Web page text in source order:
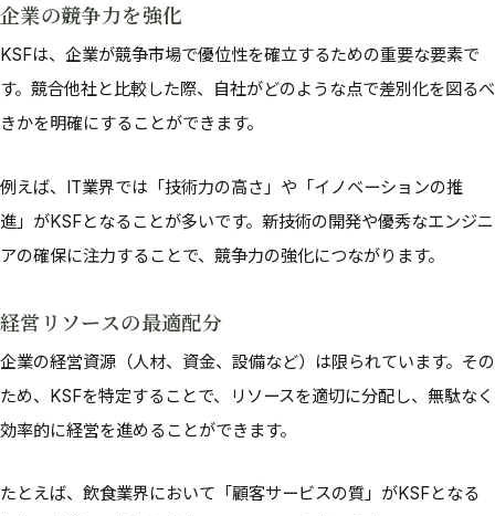
企業の競争力を強化
KSFは、企業が競争市場で優位性を確立するための重要な要素で
す。競合他社と比較した際、自社がどのような点で差別化を図るべ
きかを明確にすることができます。
例えば、IT業界では「技術力の高さ」や「イノベーションの推
進」がKSFとなることが多いです。新技術の開発や優秀なエンジニ
アの確保に注力することで、競争力の強化につながります。
経営リソースの最適配分
企業の経営資源（人材、資金、設備など）は限られています。その
ため、KSFを特定することで、リソースを適切に分配し、無駄なく
効率的に経営を進めることができます。
たとえば、飲食業界において「顧客サービスの質」がKSFとなる